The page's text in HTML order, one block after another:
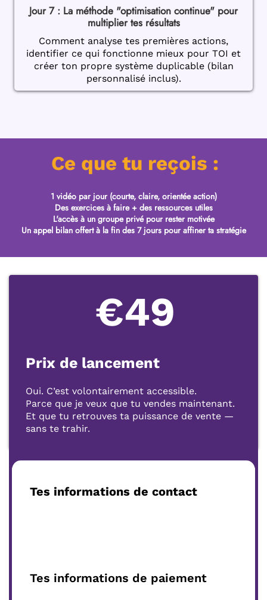
Jour 7 : La méthode "optimisation continue" pour
multiplier tes résultats
Comment analyse tes premières actions,
identifier ce qui fonctionne mieux pour TOI et
créer ton propre système duplicable (bilan
personnalisé inclus).
Ce que tu reçois :
1 vidéo par jour(courte, claire, orientée action)
Desexercices à faire + des ressources utiles
L'accès à un groupe privé pour rester motivée
Un appel bilan offertà la fin des 7 jours pour affiner ta stratégie
€49
Prix de lancement
Oui. C’est volontairement accessible.
Parce que je veux que tu vendes maintenant.
Et que tu retrouves ta puissance de vente —
sans te trahir.
Tes informations de contact
Tes informations de paiement